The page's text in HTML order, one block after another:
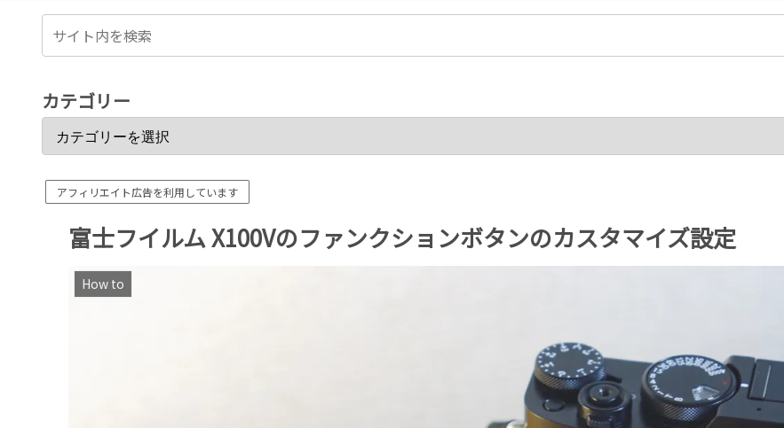
カテゴリー
アフィリエイト広告を利用しています
富士フイルム X100Vのファンクションボタンのカスタマイズ設定
How to